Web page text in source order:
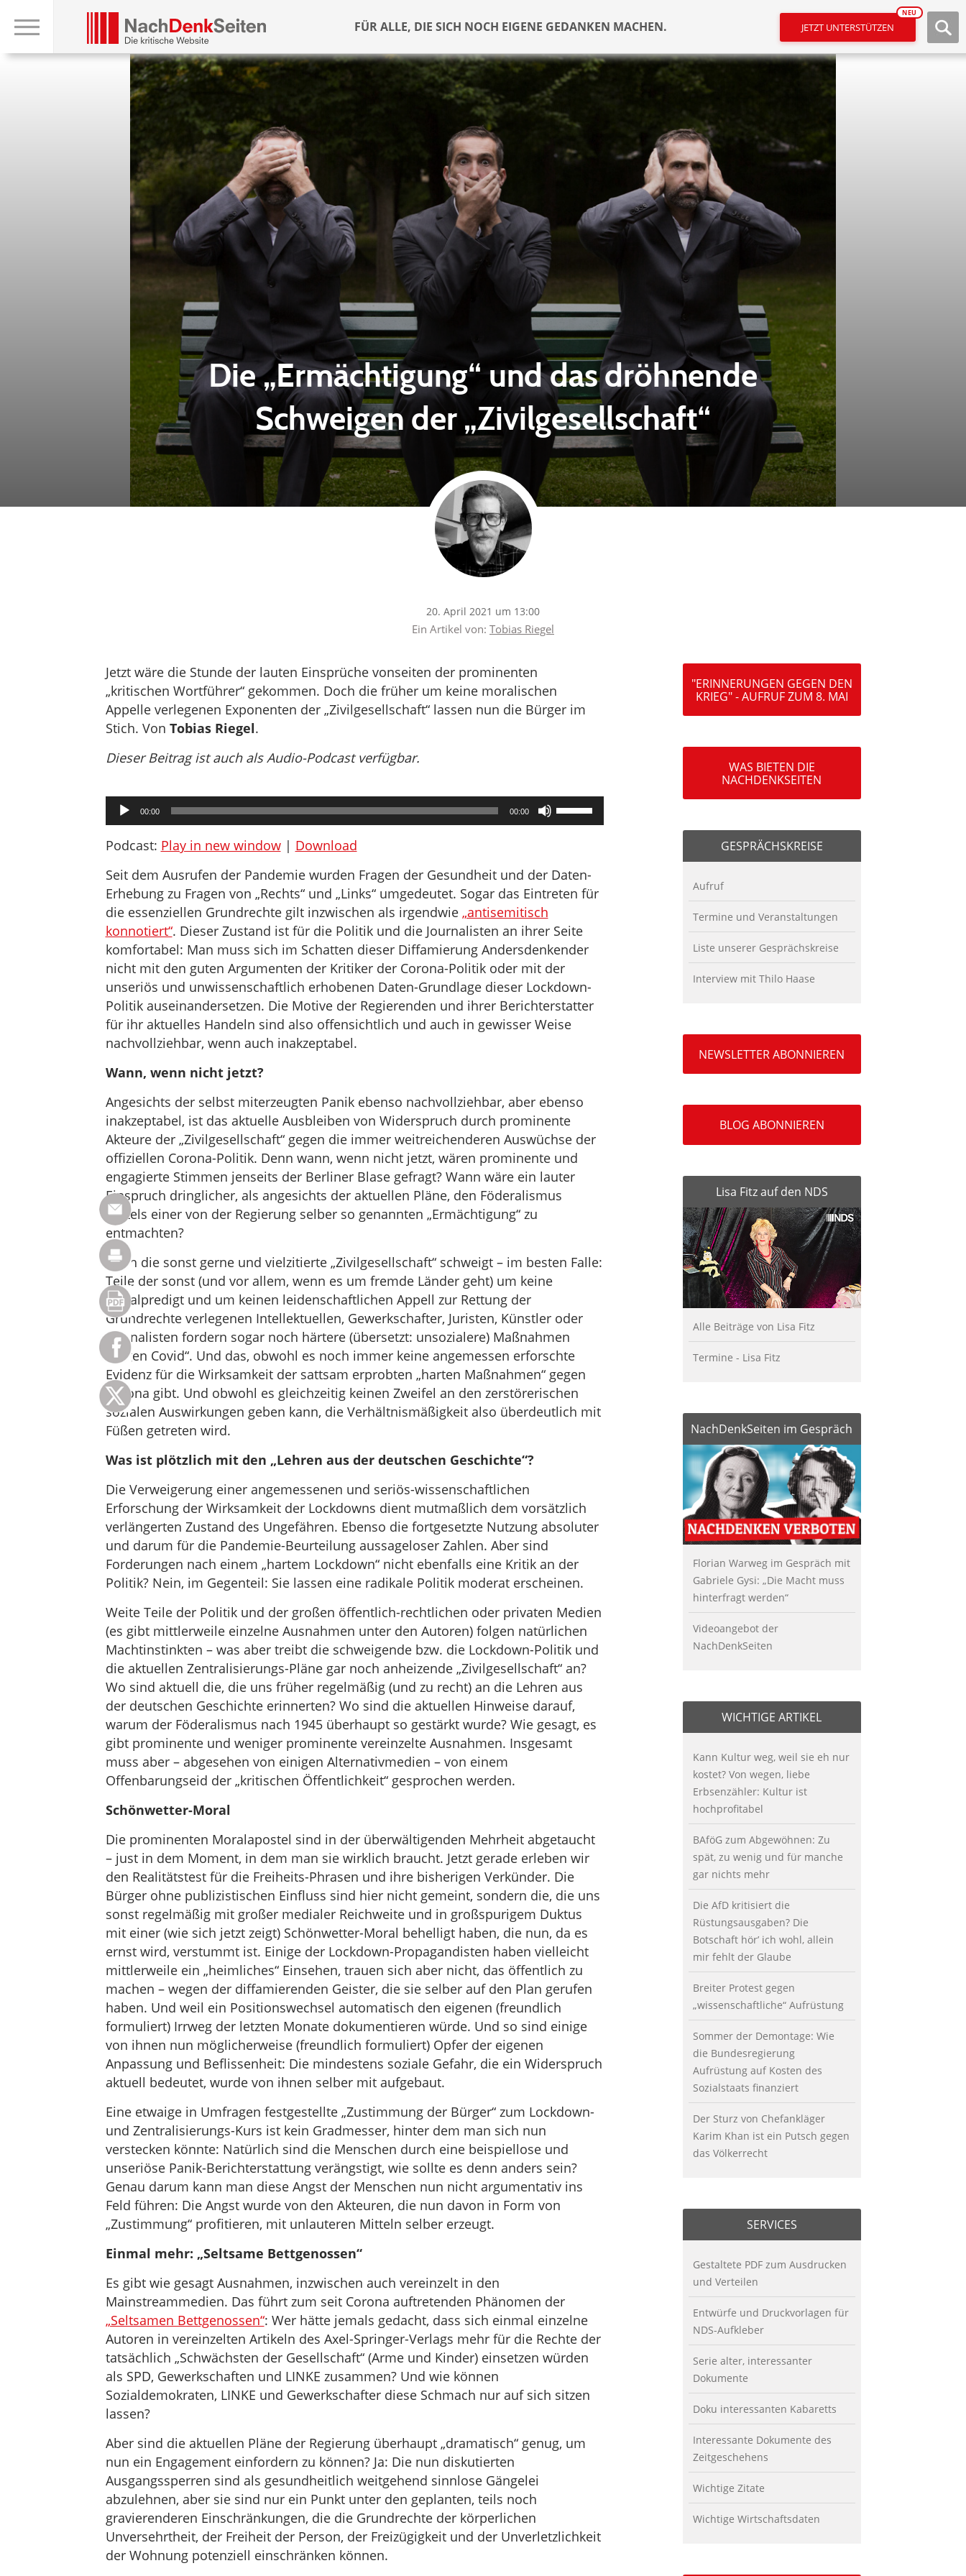
FÜR ALLE, DIE SICH NOCH EIGENE GEDANKEN MACHEN. JETZT UNTERSTÜTZEN
NEU
Die „Ermächtigung“ und das dröhnende
Schweigen der „Zivilgesellschaft“
20. April 2021 um 13:00
Ein Artikel von: Tobias Riegel
Jetzt wäre die Stunde der lauten Einsprüche vonseiten der prominenten
„kritischen Wortführer“ gekommen. Doch die früher um keine moralischen
Appelle verlegenen Exponenten der „Zivilgesellschaft“ lassen nun die Bürger im
Stich. Von Tobias Riegel.
Dieser Beitrag ist auch als Audio-Podcast verfügbar.
Audio-
Player
00:00 00:00
Pfeiltasten
Hoch/Runter
die
Lautstärke
regeln.
Podcast: Play in new window| Download
Seit dem Ausrufen der Pandemie wurden Fragen der Gesundheit und der Daten-
Erhebung zu Fragen von „Rechts“ und „Links“ umgedeutet. Sogar das Eintreten für
die essenziellen Grundrechte gilt inzwischen als irgendwie „antisemitisch
konnotiert“. Dieser Zustand ist für die Politik und die Journalisten an ihrer Seite
komfortabel: Man muss sich im Schatten dieser Diffamierung Andersdenkender
nicht mit den guten Argumenten der Kritiker der Corona-Politik oder mit der
unseriös und unwissenschaftlich erhobenen Daten-Grundlage dieser Lockdown-
Politik auseinandersetzen. Die Motive der Regierenden und ihrer Berichterstatter
für ihr aktuelles Handeln sind also offensichtlich und auch in gewisser Weise
nachvollziehbar, wenn auch inakzeptabel.
Wann, wenn nicht jetzt?
Angesichts der selbst miterzeugten Panik ebenso nachvollziehbar, aber ebenso
inakzeptabel, ist das aktuelle Ausbleiben von Widerspruch durch prominente
Akteure der „Zivilgesellschaft“ gegen die immer weitreichenderen Auswüchse der
offiziellen Corona-Politik. Denn wann, wenn nicht jetzt, wären prominente und
engagierte Stimmen jenseits der Berliner Blase gefragt? Wann wäre ein lauter
Einspruch dringlicher, als angesichts der aktuellen Pläne, den Föderalismus
mittels einer von der Regierung selber so genannten „Ermächtigung“ zu
entmachten?
Doch die sonst gerne und vielzitierte „Zivilgesellschaft“ schweigt – im besten Falle:
Teile der sonst (und vor allem, wenn es um fremde Länder geht) um keine
Moralpredigt und um keinen leidenschaftlichen Appell zur Rettung der
Grundrechte verlegenen Intellektuellen, Gewerkschafter, Juristen, Künstler oder
Journalisten fordern sogar noch härtere (übersetzt: unsozialere) Maßnahmen
„gegen Covid“. Und das, obwohl es noch immer keine angemessen erforschte
Evidenz für die Wirksamkeit der sattsam erprobten „harten Maßnahmen“ gegen
Corona gibt. Und obwohl es gleichzeitig keinen Zweifel an den zerstörerischen
sozialen Auswirkungen geben kann, die Verhältnismäßigkeit also überdeutlich mit
Füßen getreten wird.
Was ist plötzlich mit den „Lehren aus der deutschen Geschichte“?
Die Verweigerung einer angemessenen und seriös-wissenschaftlichen
Erforschung der Wirksamkeit der Lockdowns dient mutmaßlich dem vorsätzlich
verlängerten Zustand des Ungefähren. Ebenso die fortgesetzte Nutzung absoluter
und darum für die Pandemie-Beurteilung aussageloser Zahlen. Aber sind
Forderungen nach einem „hartem Lockdown“ nicht ebenfalls eine Kritik an der
Politik? Nein, im Gegenteil: Sie lassen eine radikale Politik moderat erscheinen.
Weite Teile der Politik und der großen öffentlich-rechtlichen oder privaten Medien
(es gibt mittlerweile einzelne Ausnahmen unter den Autoren) folgen natürlichen
Machtinstinkten – was aber treibt die schweigende bzw. die Lockdown-Politik und
die aktuellen Zentralisierungs-Pläne gar noch anheizende „Zivilgesellschaft“ an?
Wo sind aktuell die, die uns früher regelmäßig (und zu recht) an die Lehren aus
der deutschen Geschichte erinnerten? Wo sind die aktuellen Hinweise darauf,
warum der Föderalismus nach 1945 überhaupt so gestärkt wurde? Wie gesagt, es
gibt prominente und weniger prominente vereinzelte Ausnahmen. Insgesamt
muss aber – abgesehen von einigen Alternativmedien – von einem
Offenbarungseid der „kritischen Öffentlichkeit“ gesprochen werden.
Schönwetter-Moral
Die prominenten Moralapostel sind in der überwältigenden Mehrheit abgetaucht
– just in dem Moment, in dem man sie wirklich braucht. Jetzt gerade erleben wir
den Realitätstest für die Freiheits-Phrasen und ihre bisherigen Verkünder. Die
Bürger ohne publizistischen Einfluss sind hier nicht gemeint, sondern die, die uns
sonst regelmäßig mit großer medialer Reichweite und in großspurigem Duktus
mit einer (wie sich jetzt zeigt) Schönwetter-Moral behelligt haben, die nun, da es
ernst wird, verstummt ist. Einige der Lockdown-Propagandisten haben vielleicht
mittlerweile ein „heimliches“ Einsehen, trauen sich aber nicht, das öffentlich zu
machen – wegen der diffamierenden Geister, die sie selber auf den Plan gerufen
haben. Und weil ein Positionswechsel automatisch den eigenen (freundlich
formuliert) Irrweg der letzten Monate dokumentieren würde. Und so sind einige
von ihnen nun möglicherweise (freundlich formuliert) Opfer der eigenen
Anpassung und Beflissenheit: Die mindestens soziale Gefahr, die ein Widerspruch
aktuell bedeutet, wurde von ihnen selber mit aufgebaut.
Eine etwaige in Umfragen festgestellte „Zustimmung der Bürger“ zum Lockdown-
und Zentralisierungs-Kurs ist kein Gradmesser, hinter dem man sich nun
verstecken könnte: Natürlich sind die Menschen durch eine beispiellose und
unseriöse Panik-Berichterstattung verängstigt, wie sollte es denn anders sein?
Genau darum kann man diese Angst der Menschen nun nicht argumentativ ins
Feld führen: Die Angst wurde von den Akteuren, die nun davon in Form von
„Zustimmung“ profitieren, mit unlauteren Mitteln selber erzeugt.
Einmal mehr: „Seltsame Bettgenossen“
Es gibt wie gesagt Ausnahmen, inzwischen auch vereinzelt in den
Mainstreammedien. Das führt zum seit Corona auftretenden Phänomen der
„Seltsamen Bettgenossen“: Wer hätte jemals gedacht, dass sich einmal einzelne
Autoren in vereinzelten Artikeln des Axel-Springer-Verlags mehr für die Rechte der
tatsächlich „Schwächsten der Gesellschaft“ (Arme und Kinder) einsetzen würden
als SPD, Gewerkschaften und LINKE zusammen? Und wie können
Sozialdemokraten, LINKE und Gewerkschafter diese Schmach nur auf sich sitzen
lassen?
Aber sind die aktuellen Pläne der Regierung überhaupt „dramatisch“ genug, um
nun ein Engagement einfordern zu können? Ja: Die nun diskutierten
Ausgangssperren sind als gesundheitlich weitgehend sinnlose Gängelei
abzulehnen, aber sie sind nur ein Punkt unter den geplanten, teils noch
gravierenderen Einschränkungen, die die Grundrechte der körperlichen
Unversehrtheit, der Freiheit der Person, der Freizügigkeit und der Unverletzlichkeit
der Wohnung potenziell einschränken können.
"ERINNERUNGEN GEGEN DEN
KRIEG" - AUFRUF ZUM 8. MAI
WAS BIETEN DIE
NACHDENKSEITEN
GESPRÄCHSKREISE
Aufruf
Termine und Veranstaltungen
Liste unserer Gesprächskreise
Interview mit Thilo Haase
NEWSLETTER ABONNIEREN
BLOG ABONNIEREN
Lisa Fitz auf den NDS
Alle Beiträge von Lisa Fitz
Termine - Lisa Fitz
NachDenkSeiten im Gespräch
Florian Warweg im Gespräch mit
Gabriele Gysi: „Die Macht muss
hinterfragt werden“
Videoangebot der
NachDenkSeiten
WICHTIGE ARTIKEL
Kann Kultur weg, weil sie eh nur
kostet? Von wegen, liebe
Erbsenzähler: Kultur ist
hochprofitabel
BAföG zum Abgewöhnen: Zu
spät, zu wenig und für manche
gar nichts mehr
Die AfD kritisiert die
Rüstungsausgaben? Die
Botschaft hör’ ich wohl, allein
mir fehlt der Glaube
Breiter Protest gegen
„wissenschaftliche“ Aufrüstung
Sommer der Demontage: Wie
die Bundesregierung
Aufrüstung auf Kosten des
Sozialstaats finanziert
Der Sturz von Chefankläger
Karim Khan ist ein Putsch gegen
das Völkerrecht
SERVICES
Gestaltete PDF zum Ausdrucken
und Verteilen
Entwürfe und Druckvorlagen für
NDS-Aufkleber
Serie alter, interessanter
Dokumente
Doku interessanten Kabaretts
Interessante Dokumente des
Zeitgeschehens
Wichtige Zitate
Wichtige Wirtschaftsdaten